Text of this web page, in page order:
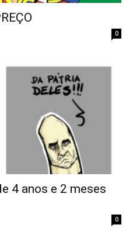
0
4 anos e 2 meses
0